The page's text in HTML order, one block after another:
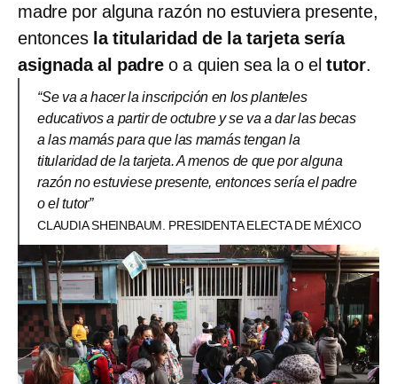
madre por alguna razón no estuviera presente,
entonces la titularidad de la tarjeta sería
asignada al padreo a quien sea la o eltutor.
“Se va a hacer la inscripción en los planteles
educativos a partir de octubre y se va a dar las becas
a las mamás para que las mamás tengan la
titularidad de la tarjeta. A menos de que por alguna
razón no estuviese presente, entonces sería el padre
o el tutor”
CLAUDIA SHEINBAUM. PRESIDENTA ELECTA DE MÉXICO